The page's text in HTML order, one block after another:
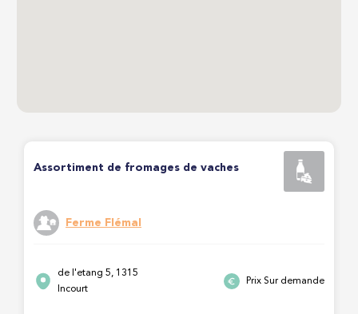
Assortiment de fromages de vaches
Ferme Flémal
de l'etang 5, 1315
Incourt
Prix Sur demande